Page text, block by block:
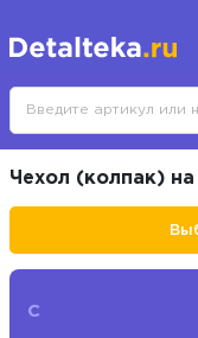
Чехол (колпак) на
C